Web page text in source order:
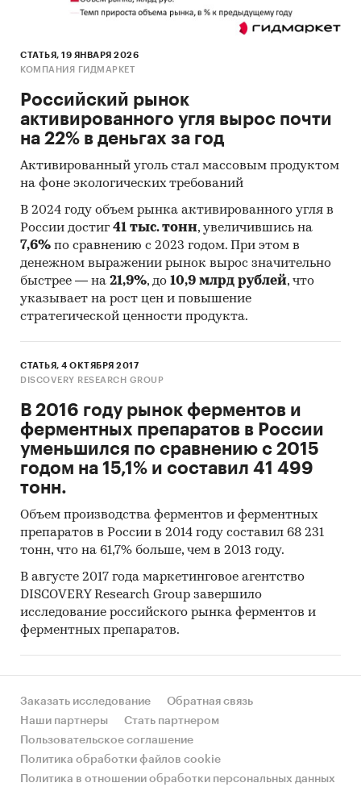
СТАТЬЯ, 19 ЯНВАРЯ 2026
КОМПАНИЯ ГИДМАРКЕТ
Российский рынок
активированного угля вырос почти
на 22% в деньгах за год
Активированный уголь стал массовым продуктом
на фоне экологических требований
В 2024 году объем рынка активированного угля в
России достиг 41 тыс. тонн, увеличившись на
7,6% по сравнению с 2023 годом. При этом в
денежном выражении рынок вырос значительно
быстрее — на 21,9%, до 10,9 млрд рублей, что
указывает на рост цен и повышение
стратегической ценности продукта.
СТАТЬЯ, 4 ОКТЯБРЯ 2017
DISCOVERY RESEARCH GROUP
В 2016 году рынок ферментов и
ферментных препаратов в России
уменьшился по сравнению с 2015
годом на 15,1% и составил 41 499
тонн.
Объем производства ферментов и ферментных
препаратов в России в 2014 году составил 68 231
тонн, что на 61,7% больше, чем в 2013 году.
В августе 2017 года маркетинговое агентство
DISCOVERY Research Group завершило
исследование российского рынка ферментов и
ферментных препаратов.
Заказать исследование
Обратная связь
Наши партнеры
Стать партнером
Пользовательское соглашение
Политика обработки файлов cookie
Политика в отношении обработки персональных данных